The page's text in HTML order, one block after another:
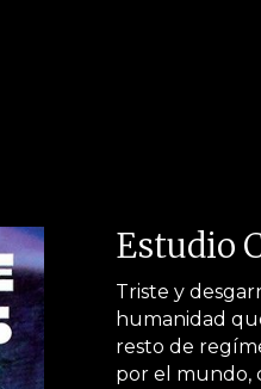
Estudio
Triste y
humanidad
resto de
por el mundo,